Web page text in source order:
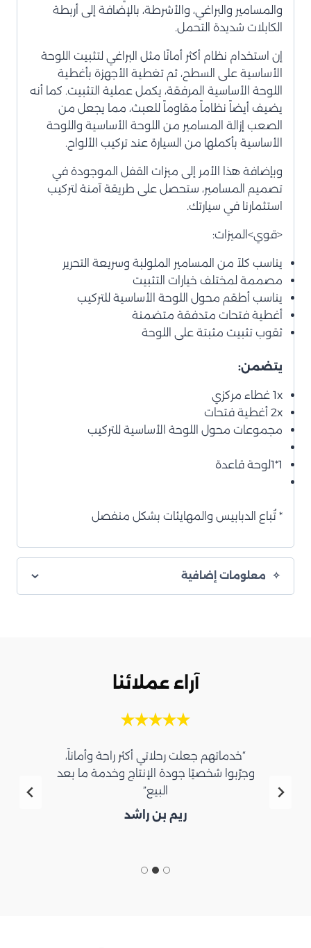
والمسامير والبراغي، والأشرطة، بالإضافة إلى أربطة
الكابلات شديدة التحمل.
إن استخدام نظام أكثر أمانًا مثل البراغي لتثبيت اللوحة
الأساسية على السطح، ثم تغطية الأجهزة بأغطية
اللوحة الأساسية المرفقة، يكمل عملية التثبيت. كما أنه
يضيف أيضاً نظاماً مقاوماً للعبث، مما يجعل من
الصعب إزالة المسامير من اللوحة الأساسية واللوحة
الأساسية بأكملها من السيارة عند تركيب الألواح.
وبإضافة هذا الأمر إلى ميزات القفل الموجودة في
تصميم المسامير، ستحصل على طريقة آمنة لتركيب
استثمارنا في سيارتك.
<قوي>الميزات:
يناسب كلاً من المسامير الملولبة وسريعة التحرير
مصممة لمختلف خيارات التثبيت
يناسب أطقم محول اللوحة الأساسية للتركيب
أغطية فتحات متدفقة متضمنة
ثقوب تثبيت مثبتة على اللوحة
يتضمن:
1x غطاء مركزي
2x أغطية فتحات
مجموعات محول اللوحة الأساسية للتركيب
1*1لوحة قاعدة
* تُباع الدبابيس والمهايئات بشكل منفصل
معلومات إضافية
آراء عملائنا
“خدماتهم جعلت رحلاتي أكثر راحة وأماناً،
وجرّبوا شخصيًا جودة الإنتاج وخدمة ما بعد
البيع”
ريم بن راشد